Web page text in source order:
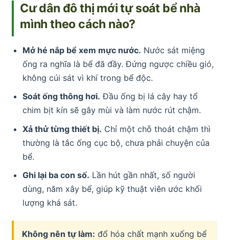
Cư dân đô thị mới tự soát bể nhà
mình theo cách nào?
Mở hé nắp bể xem mực nước. Nước sát miệng
ống ra nghĩa là bể đã đầy. Đứng ngược chiều gió,
không cúi sát vì khí trong bể độc.
Soát ống thông hơi. Đầu ống bị lá cây hay tổ
chim bịt kín sẽ gây mùi và làm nước rút chậm.
Xả thử từng thiết bị. Chỉ một chỗ thoát chậm thì
thường là tắc ống cục bộ, chưa phải chuyện của
bể.
Ghi lại ba con số. Lần hút gần nhất, số người
dùng, năm xây bể, giúp kỹ thuật viên ước khối
lượng khá sát.
Không nên tự làm: đổ hóa chất mạnh xuống bể